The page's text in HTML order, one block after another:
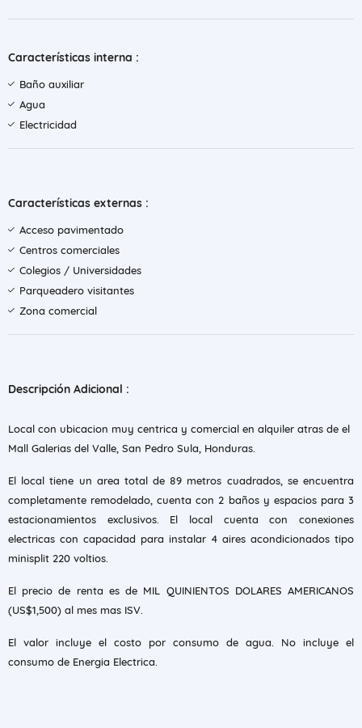
Características interna :
Baño auxiliar
Agua
Electricidad
Características externas :
Acceso pavimentado
Centros comerciales
Colegios / Universidades
Parqueadero visitantes
Zona comercial
Descripción Adicional :
Local con ubicacion muy centrica y comercial en alquiler atras de el
Mall Galerias del Valle, San Pedro Sula, Honduras.
El local tiene un area total de 89 metros cuadrados, se encuentra
completamente remodelado, cuenta con 2 baños y espacios para 3
estacionamientos exclusivos. El local cuenta con conexiones
electricas con capacidad para instalar 4 aires acondicionados tipo
minisplit 220 voltios.
El precio de renta es de MIL QUINIENTOS DOLARES AMERICANOS
(US$1,500) al mes mas ISV.
El valor incluye el costo por consumo de agua. No incluye el
consumo de Energia Electrica.